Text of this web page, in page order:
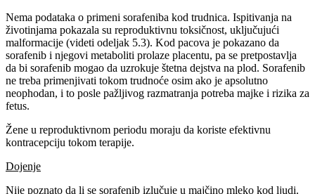
Nema podataka o primeni sorafeniba kod trudnica. Ispitivanja na
životinjama pokazala su reproduktivnu toksičnost, uključujući
malformacije (videti odeljak 5.3). Kod pacova je pokazano da
sorafenib i njegovi metaboliti prolaze placentu, pa se pretpostavlja
da bi sorafenib mogao da uzrokuje štetna dejstva na plod. Sorafenib
ne treba primenjivati tokom trudnoće osim ako je apsolutno
neophodan, i to posle pažljivog razmatranja potreba majke i rizika za
fetus.
Žene u reproduktivnom periodu moraju da koriste efektivnu
kontracepciju tokom terapije.
Dojenje
Nije poznato da li se sorafenib izlučuje u majčino mleko kod ljudi.